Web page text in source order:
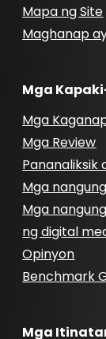
Mapa ng Site
Maghanap
Mga
Mga
Mga Review
Pananaliksik
Mga
Mga
ng digital
Opinyon
Benchmark
Mga